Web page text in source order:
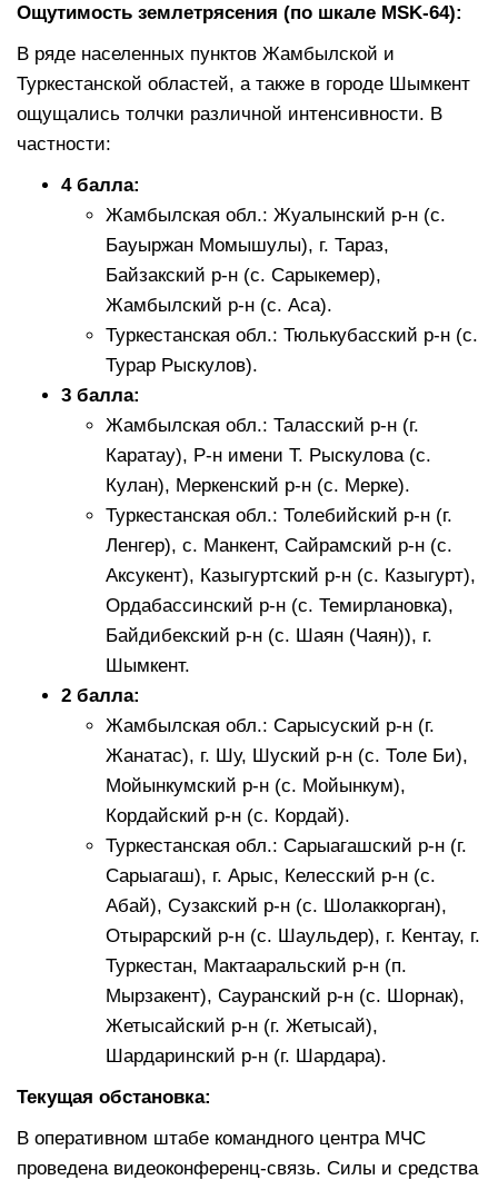
Ощутимость землетрясения (по шкале MSK-64):
В ряде населенных пунктов Жамбылской и
Туркестанской областей, а также в городе Шымкент
ощущались толчки различной интенсивности. В
частности:
4 балла:
Жамбылская обл.: Жуалынский р-н (с.
Бауыржан Момышулы), г. Тараз,
Байзакский р-н (с. Сарыкемер),
Жамбылский р-н (с. Аса).
Туркестанская обл.: Тюлькубасский р-н (с.
Турар Рыскулов).
3 балла:
Жамбылская обл.: Таласский р-н (г.
Каратау), Р-н имени Т. Рыскулова (с.
Кулан), Меркенский р-н (с. Мерке).
Туркестанская обл.: Толебийский р-н (г.
Ленгер), с. Манкент, Сайрамский р-н (с.
Аксукент), Казыгуртский р-н (с. Казыгурт),
Ордабассинский р-н (с. Темирлановка),
Байдибекский р-н (с. Шаян (Чаян)), г.
Шымкент.
2 балла:
Жамбылская обл.: Сарысуский р-н (г.
Жанатас), г. Шу, Шуский р-н (с. Толе Би),
Мойынкумский р-н (с. Мойынкум),
Кордайский р-н (с. Кордай).
Туркестанская обл.: Сарыагашский р-н (г.
Сарыагаш), г. Арыс, Келесский р-н (с.
Абай), Сузакский р-н (с. Шолаккорган),
Отырарский р-н (с. Шаульдер), г. Кентау, г.
Туркестан, Мактааральский р-н (п.
Мырзакент), Сауранский р-н (с. Шорнак),
Жетысайский р-н (г. Жетысай),
Шардаринский р-н (г. Шардара).
Текущая обстановка:
В оперативном штабе командного центра МЧС
проведена видеоконференц-связь. Силы и средства